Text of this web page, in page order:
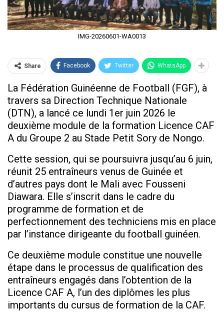
IMG-20260601-WA0013
Share Facebook Twitter WhatsApp
La Fédération Guinéenne de Football (FGF), à
travers sa Direction Technique Nationale
(DTN), a lancé ce lundi 1er juin 2026 le
deuxième module de la formation Licence CAF
A du Groupe 2 au Stade Petit Sory de Nongo.
Cette session, qui se poursuivra jusqu’au 6 juin,
réunit 25 entraîneurs venus de Guinée et
d’autres pays dont le Mali avec Fousseni
Diawara. Elle s’inscrit dans le cadre du
programme de formation et de
perfectionnement des techniciens mis en place
par l’instance dirigeante du football guinéen.
Ce deuxième module constitue une nouvelle
étape dans le processus de qualification des
entraîneurs engagés dans l’obtention de la
Licence CAF A, l’un des diplômes les plus
importants du cursus de formation de la CAF.